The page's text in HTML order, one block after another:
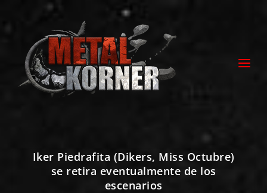
Iker Piedrafita (Dikers, Miss Octubre)
se retira eventualmente de los
escenarios